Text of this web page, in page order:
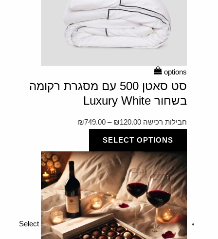
options
סט סאטן 500 עם מסגרת רקומה
בשחור Luxury White
חבילות רכישה ₪120.00
–
₪749.00
SELECT OPTIONS
Select